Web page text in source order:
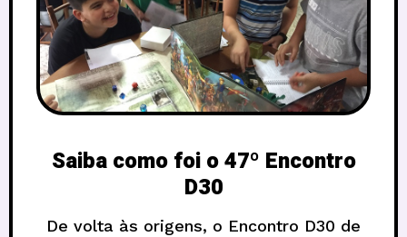
Saiba como foi o 47º Encontro
D30
De volta às origens, o Encontro D30 de